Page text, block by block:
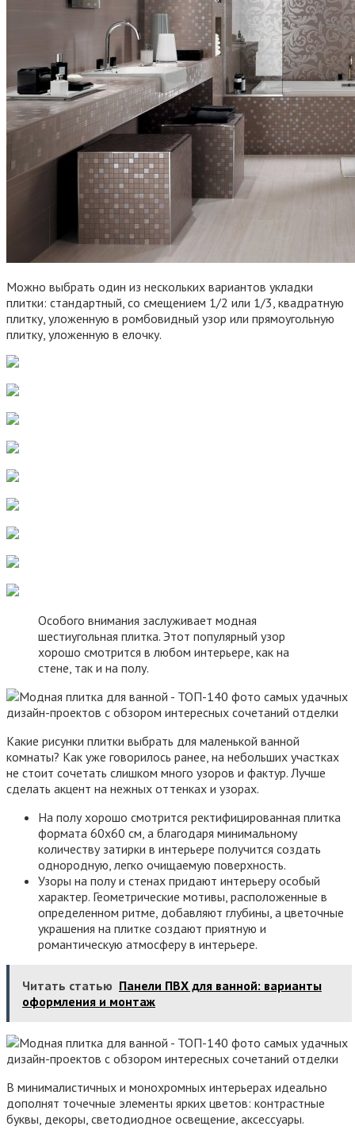
Можно выбрать один из нескольких вариантов укладки
плитки: стандартный, со смещением 1/2 или 1/3, квадратную
плитку, уложенную в ромбовидный узор или прямоугольную
плитку, уложенную в елочку.
Особого внимания заслуживает модная
шестиугольная плитка. Этот популярный узор
хорошо смотрится в любом интерьере, как на
стене, так и на полу.
Какие рисунки плитки выбрать для маленькой ванной
комнаты? Как уже говорилось ранее, на небольших участках
не стоит сочетать слишком много узоров и фактур. Лучше
сделать акцент на нежных оттенках и узорах.
На полу хорошо смотрится ректифицированная плитка
формата 60х60 см, а благодаря минимальному
количеству затирки в интерьере получится создать
однородную, легко очищаемую поверхность.
Узоры на полу и стенах придают интерьеру особый
характер. Геометрические мотивы, расположенные в
определенном ритме, добавляют глубины, а цветочные
украшения на плитке создают приятную и
романтическую атмосферу в интерьере.
Читать статью Панели ПВХ для ванной: варианты
оформления и монтаж
В минималистичных и монохромных интерьерах идеально
дополнят точечные элементы ярких цветов: контрастные
буквы, декоры, светодиодное освещение, аксессуары.